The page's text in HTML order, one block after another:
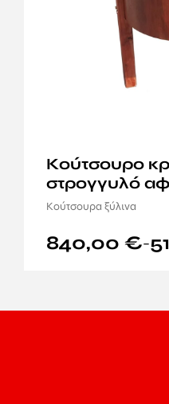
Κούτσουρο
στρογγυλό
Κούτσουρα ξύλινα
–
840,00 €